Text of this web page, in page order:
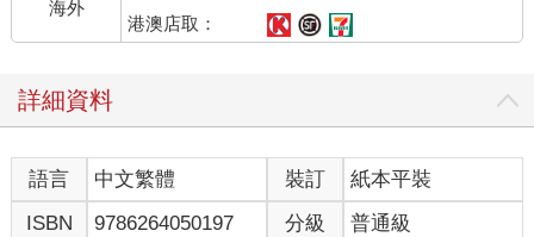
海外
港澳店取：
詳細資料
語言 中文繁體 裝訂
紙本平裝
ISBN
9786264050197 分級 普通級